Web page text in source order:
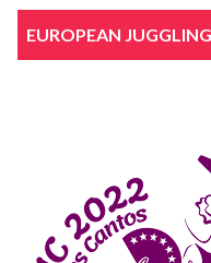
EUROPEAN